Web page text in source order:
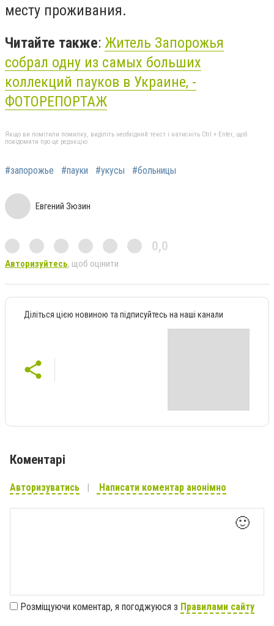
месту проживания.
Читайте также: Житель Запорожья
собрал одну из самых больших
коллекций пауков в Украине, -
ФОТОРЕПОРТАЖ
Якщо ви помітили помилку, виділіть необхідний текст і натисніть Ctrl + Enter, щоб
повідомити про це редакцію
#запорожье #пауки #укусы #больницы
Евгений Зюзин
0,0
Авторизуйтесь, щоб оцінити
Діліться цією новиною та підписуйтесь на наші канали
Коментарі
Авторизуватись Написати коментар анонімно
🙂
Розміщуючи коментар, я погоджуюся з Правилами сайту